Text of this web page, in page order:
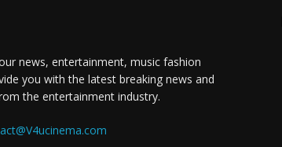
news, entertainment, music fashion
you with the latest breaking news and
the entertainment industry.